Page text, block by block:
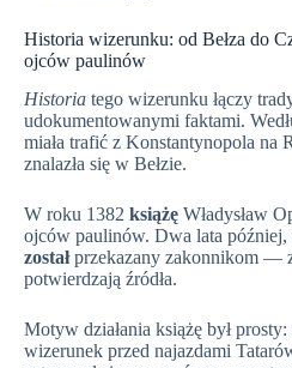
Historia wizerunku: od Bełza do
ojców paulinów
Historia tego wizerunku łączy
udokumentowanymi faktami.
miała trafić z Konstantynopola na
znalazła się w Bełzie.
W roku 1382 książę Władysław
ojców paulinów. Dwa lata później,
zostałprzekazany zakonnikom —
potwierdzają źródła.
Motyw działania książę był
wizerunek przed najazdami